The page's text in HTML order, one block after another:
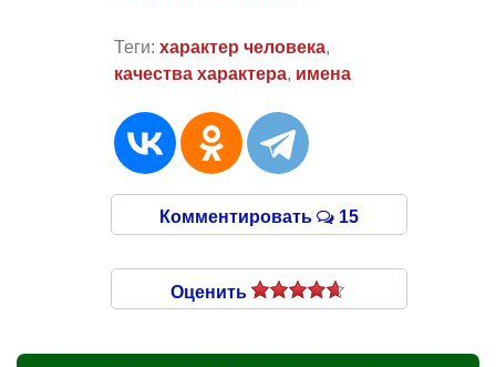
Теги: характер человека,
качества характера, имена
Комментировать 15
Оценить